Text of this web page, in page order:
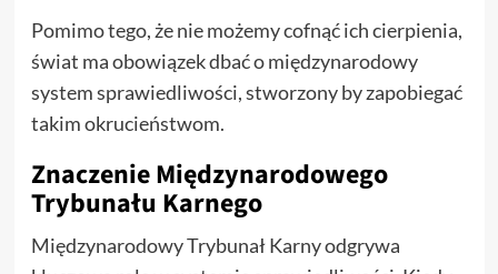
Pomimo tego, że nie możemy cofnąć ich cierpienia,
świat ma obowiązek dbać o międzynarodowy
system sprawiedliwości, stworzony by zapobiegać
takim okrucieństwom.
Znaczenie Międzynarodowego
Trybunału Karnego
Międzynarodowy Trybunał Karny odgrywa